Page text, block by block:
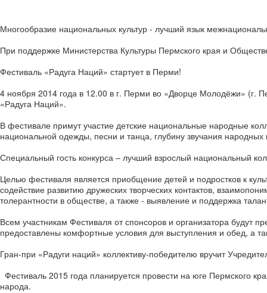
Многообразие национальных культур - лучший язык
При поддержке Министерства Культуры Пермского края и
Фестиваль «Радуга Наций» стартует в Перми!
4 ноября 2014 года в 12.00 в г. Перми во «Дворце Молодёжи» (г.
«Радуга Наций».
В фестивале примут участие детские национальные народные
национальной одежды, песни и танца, глубину звучания народных
Специальный гость конкурса – лучший взрослый национальный
Целью фестиваля является приобщение детей и подростков к
содействие развитию дружеских творческих контактов,
толерантности в обществе, а также - выявление и поддержка
Всем участникам Фестиваля от спонсоров и организатора будут
предоставлены комфортные условия для выступления и обед, а
Гран-при «Радуги наций» коллективу-победителю вручит
Фестиваль 2015 года планируется провести на юге Пермского
народа.